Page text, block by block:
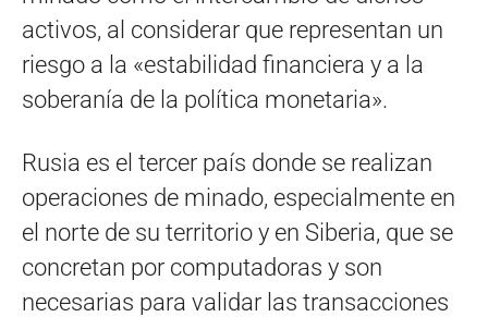
activos, al considerar que representan un
riesgo a la «estabilidad financiera y a la
soberanía de la política monetaria».
Rusia es el tercer país donde se realizan
operaciones de minado, especialmente en
el norte de su territorio y en Siberia, que se
concretan por computadoras y son
necesarias para validar las transacciones